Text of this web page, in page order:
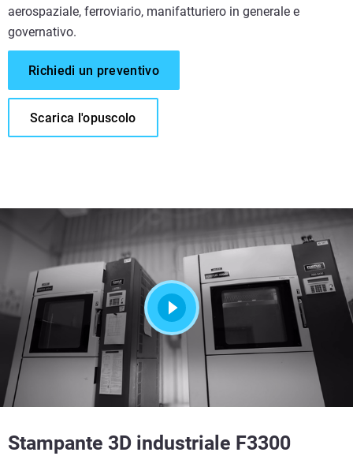
aerospaziale, ferroviario, manifatturiero in generale e
governativo.
Richiedi un preventivo
Scarica l'opuscolo
Stampante 3D industriale F3300